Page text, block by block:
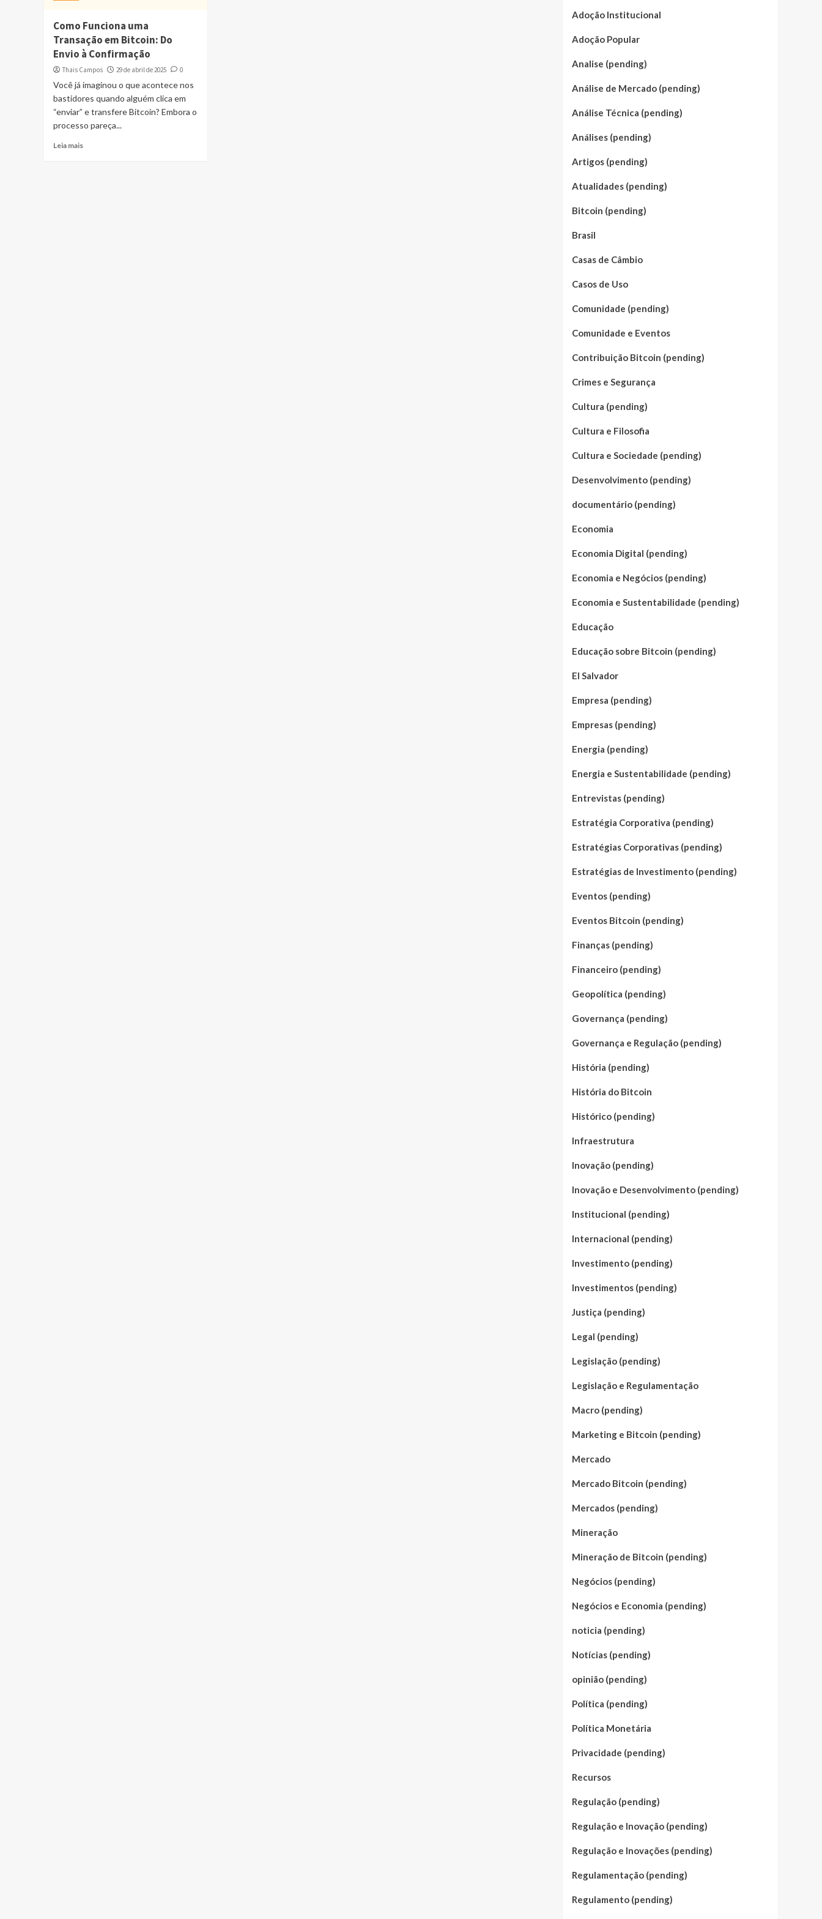
Como Funciona uma
Transação em Bitcoin: Do
Envio à Confirmação
Thais Campos 29 de abril de 2025 0
Você já imaginou o que acontece nos
bastidores quando alguém clica em
“enviar” e transfere Bitcoin? Embora o
processo pareça...
Leia mais
Adoção Institucional
Adoção Popular
Analise (pending)
Análise de Mercado (pending)
Análise Técnica (pending)
Análises (pending)
Artigos (pending)
Atualidades (pending)
Bitcoin (pending)
Brasil
Casas de Câmbio
Casos de Uso
Comunidade (pending)
Comunidade e Eventos
Contribuição Bitcoin (pending)
Crimes e Segurança
Cultura (pending)
Cultura e Filosofia
Cultura e Sociedade (pending)
Desenvolvimento (pending)
documentário (pending)
Economia
Economia Digital (pending)
Economia e Negócios (pending)
Economia e Sustentabilidade (pending)
Educação
Educação sobre Bitcoin (pending)
El Salvador
Empresa (pending)
Empresas (pending)
Energia (pending)
Energia e Sustentabilidade (pending)
Entrevistas (pending)
Estratégia Corporativa (pending)
Estratégias Corporativas (pending)
Estratégias de Investimento (pending)
Eventos (pending)
Eventos Bitcoin (pending)
Finanças (pending)
Financeiro (pending)
Geopolítica (pending)
Governança (pending)
Governança e Regulação (pending)
História (pending)
História do Bitcoin
Histórico (pending)
Infraestrutura
Inovação (pending)
Inovação e Desenvolvimento (pending)
Institucional (pending)
Internacional (pending)
Investimento (pending)
Investimentos (pending)
Justiça (pending)
Legal (pending)
Legislação (pending)
Legislação e Regulamentação
Macro (pending)
Marketing e Bitcoin (pending)
Mercado
Mercado Bitcoin (pending)
Mercados (pending)
Mineração
Mineração de Bitcoin (pending)
Negócios (pending)
Negócios e Economia (pending)
noticia (pending)
Notícias (pending)
opinião (pending)
Política (pending)
Política Monetária
Privacidade (pending)
Recursos
Regulação (pending)
Regulação e Inovação (pending)
Regulação e Inovações (pending)
Regulamentação (pending)
Regulamento (pending)